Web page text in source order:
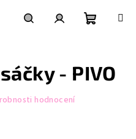
košík
- PIVO
hodnocení